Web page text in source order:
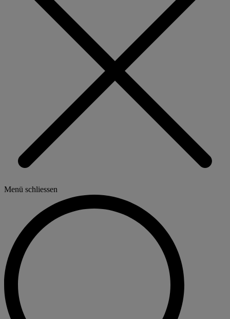
Menü schliessen